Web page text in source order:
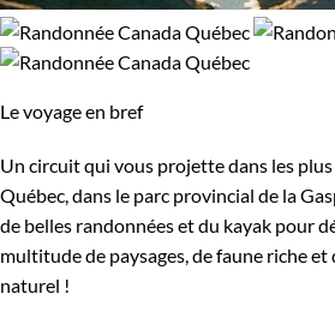
Le voyage en bref
Un circuit qui vous projette dans les
Québec, dans le parc provincial de la
de belles randonnées et du kayak pour
multitude de paysages, de faune riche
naturel !